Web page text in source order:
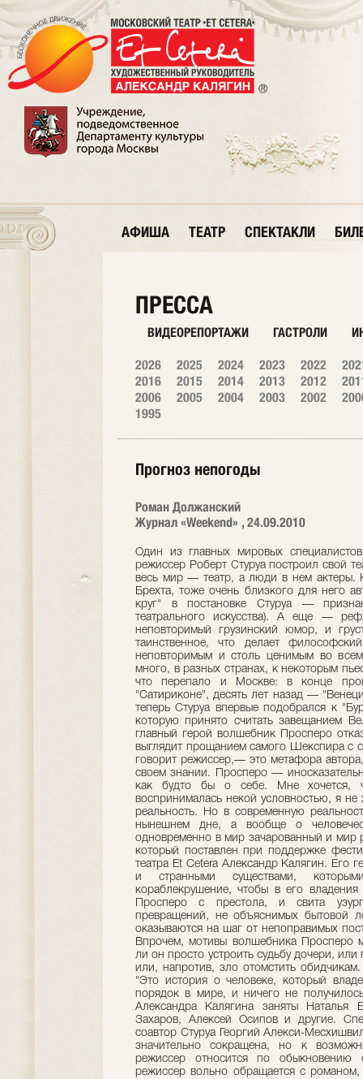
АФИША ТЕАТР СПЕКТАКЛИ
ПРЕССА
ВИДЕОРЕПОРТАЖИ ГАСТРОЛИ
2026 2025 2024 2023 2022
2016
2015 2014 2013 2012
2006
2005 2004 2003 2002
1995
Прогноз непогоды
Роман Должанский
Журнал «Weekend» , 24.09.2010
Один из главных мировых
режиссер Роберт Стуруа построил свой
весь мир — театр, а люди в нем актеры.
Брехта, тоже очень близкого для него
круг" в постановке Стуруа —
театрального искусства). А еще —
неповторимый грузинский юмор, и
таинственное, что делает
неповторимым и столь ценимым во
много, в разных странах, к некоторым
что перепало и Москве: в конце
"Сатириконе", десять лет назад —
теперь Стуруа впервые подобрался к
которую принято считать завещанием
главный герой волшебник Просперо
выглядит прощанием самого Шекспира с
говорит режиссер,— это метафора
своем знании. Просперо —
как будто бы о себе. Мне хочется,
воспринималась некой условностью, я не
реальность. Но в современную
нынешнем дне, а вообще о
одновременно в мир зачарованный и мир
который поставлен при поддержке
театра Et Cetera Александр Калягин. Его
и странными существами,
кораблекрушение, чтобы в его
Просперо с престола, и свита
превращений, не объяснимых бытовой
оказываются на шаг от непоправимых
Впрочем, мотивы волшебника Просперо
ли он просто устроить судьбу дочери,
или, напротив, зло отомстить
"Это история о человеке, который
порядок в мире, и ничего не
Александра Калягина заняты Наталья
Захаров, Алексей Осипов и другие.
соавтор Стуруа Георгий Алекси-
значительно сокращена, но к
режиссер относится по
режиссер вольно обращается с